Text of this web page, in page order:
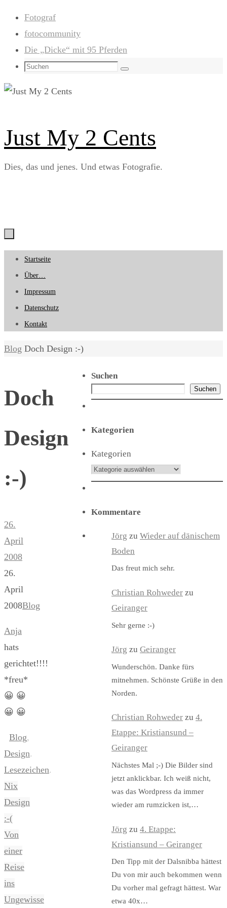
Zum
Inhalt
springen
Fotograf
fotocommunity
Die „Dicke“ mit 95 Pferden
Suchen
Suchen
Just My 2 Cents
Dies, das und jenes. Und etwas Fotografie.
Zum
Inhalt
springen
Startseite
Über…
Impressum
Datenschutz
Kontakt
Start
Blog Doch Design :-)
Doch
Design
:-)
26.
April
2008
26.
April
2008Blog
Anja
hats
gerichtet!!!!
*freu*
😀 😀
😀 😀
Blog,
Design.
Lesezeichen.
Nix
Design
:-(
Von
einer
Reise
ins
Ungewisse
Suchen
Suchen
Kategorien
Kategorien
Kommentare
Jörg zu Wieder auf dänischem
Boden
Das freut mich sehr.
Christian Rohweder zu
Geiranger
Sehr gerne :-)
Jörg zu Geiranger
Wunderschön. Danke fürs
mitnehmen. Schönste Grüße in den
Norden.
Christian Rohweder zu 4.
Etappe: Kristiansund –
Geiranger
Nächstes Mal ;-) Die Bilder sind
jetzt anklickbar. Ich weiß nicht,
was das Wordpress da immer
wieder am rumzicken ist,…
Jörg zu 4. Etappe:
Kristiansund – Geiranger
Den Tipp mit der Dalsnibba hättest
Du von mir auch bekommen wenn
Du vorher mal gefragt hättest. War
etwa 40x…